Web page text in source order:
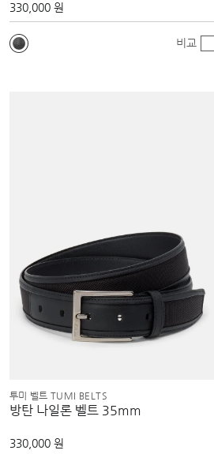
330,000 원
비교
투미 벨트 TUMI BELTS
방탄 나일론 벨트 35mm
330,000 원